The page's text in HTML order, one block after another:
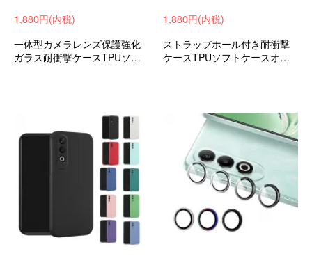
1,880円(内税)
一体型カメラレンズ保護強化
ガラス耐衝撃ケースTPUソフ
1,880円(内税)
ストラップホール付き耐衝撃
ケースTPUソフトケースオッ